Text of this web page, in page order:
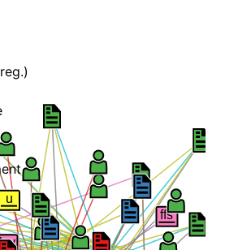
u
Carsten Hansen